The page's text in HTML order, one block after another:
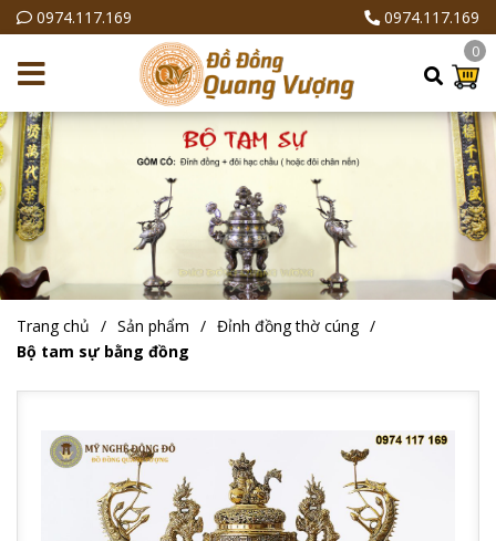
0974.117.169 0974.117.169
0
Trang chủ Sản phẩm
Đỉnh đồng thờ cúng
Bộ tam sự bằng đồng